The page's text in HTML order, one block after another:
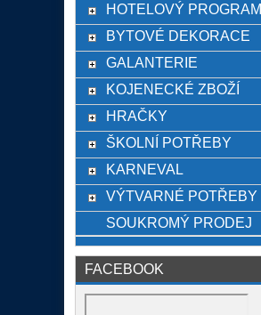
HOTELOVÝ PROGRAM
BYTOVÉ DEKORACE
GALANTERIE
KOJENECKÉ ZBOŽÍ
HRAČKY
ŠKOLNÍ POTŘEBY
KARNEVAL
VÝTVARNÉ POTŘEBY
SOUKROMÝ PRODEJ
FACEBOOK